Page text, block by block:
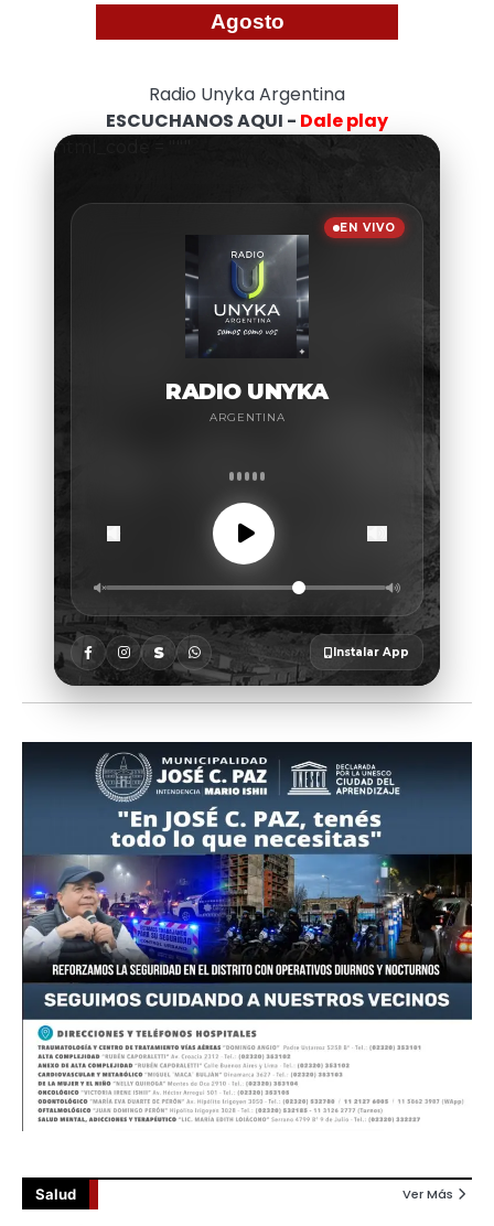
Agosto
Radio Unyka Argentina
ESCUCHANOS AQUI - Dale play
Salud Ver Más